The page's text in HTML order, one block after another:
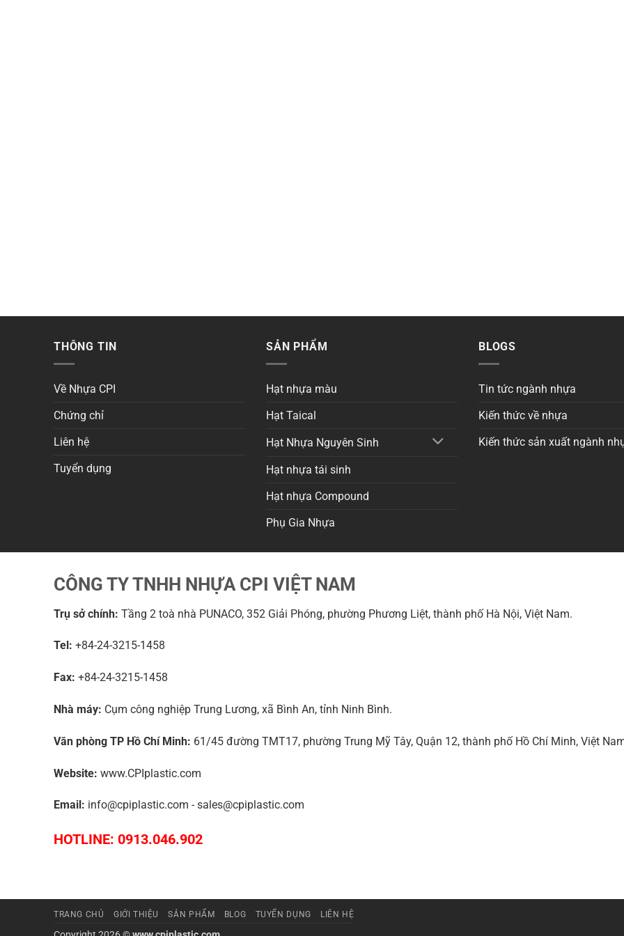
THÔNG TIN
Về Nhựa CPI
Chứng chỉ
Liên hệ
Tuyển dụng
SẢN PHẨM
Hạt nhựa màu
Hạt Taical
Hạt Nhựa Nguyên Sinh
Hạt nhựa tái sinh
Hạt nhựa Compound
Phụ Gia Nhựa
BLOGS
Tin tức ngành nhựa
Kiến thức về nhựa
Kiến thức sản xuất ngành
CÔNG TY TNHH NHỰA CPI VIỆT NAM
Trụ sở chính: Tầng 2 toà nhà PUNACO, 352 Giải Phóng, phường Phương Liệt, thành phố Hà Nội, Việt Nam.
Tel: +84-24-3215-1458
Fax: +84-24-3215-1458
Nhà máy: Cụm công nghiệp Trung Lương, xã Bình An, tỉnh Ninh Bình.
Văn phòng TP Hồ Chí Minh: 61/45 đường TMT17, phường Trung Mỹ Tây, Quận 12, thành phố Hồ Chí Minh, Việt
Website: www.CPIplastic.com
Email: info@cpiplastic.com - sales@cpiplastic.com
HOTLINE: 0913.046.902
TRANG CHỦ GIỚI THIỆU SẢN PHẨM BLOG TUYỂN DỤNG LIÊN HỆ